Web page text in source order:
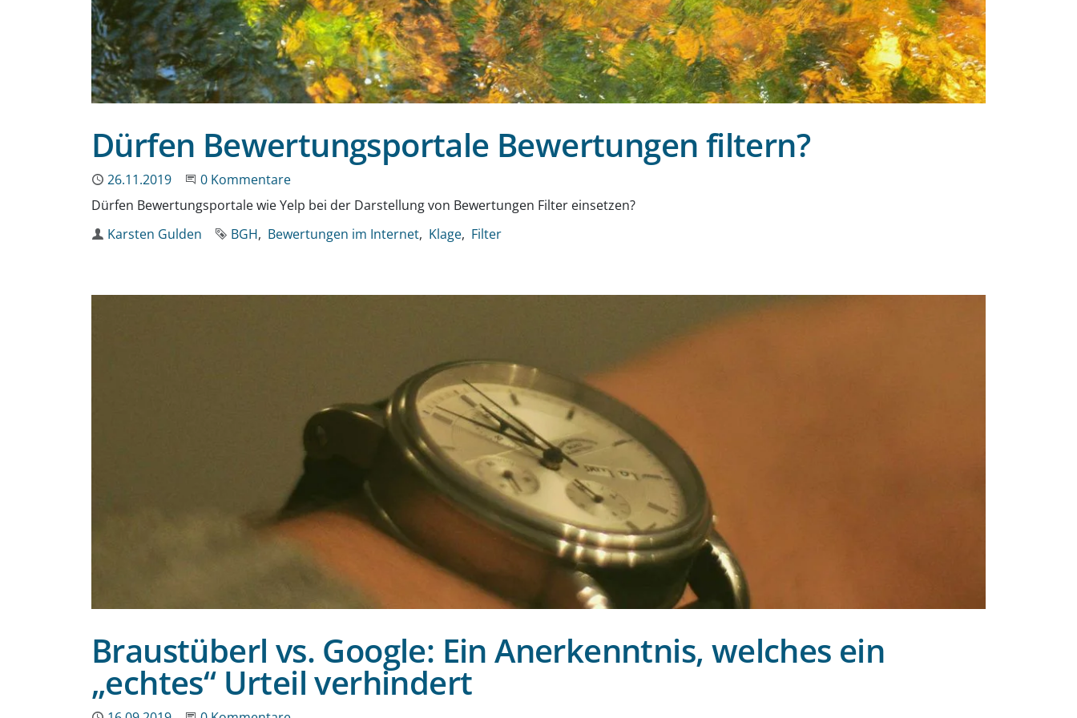
Dürfen Bewertungsportale Bewertungen filtern?
Publiziert
26.11.2019 Beginne eine Unterhaltung
0 Kommentare
Dürfen Bewertungsportale wie Yelp bei der Darstellung von Bewertungen Filter einsetzen?
Autor
Karsten Gulden Schlagworte
BGH Bewertungen im Internet Klage Filter
Braustüberl vs. Google: Ein Anerkenntnis, welches ein
„echtes“ Urteil verhindert